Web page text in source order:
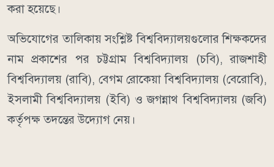
করা হয়েছে।
অভিযোগের তালিকায় সংশ্লিষ্ট বিশ্ববিদ্যালয়গুলোর শিক্ষকদের
নাম প্রকাশের পর চট্টগ্রাম বিশ্ববিদ্যালয় (চবি), রাজশাহী
বিশ্ববিদ্যালয় (রাবি), বেগম রোকেয়া বিশ্ববিদ্যালয় (বেরোবি),
ইসলামী বিশ্ববিদ্যালয় (ইবি) ও জগন্নাথ বিশ্ববিদ্যালয় (জবি)
কর্তৃপক্ষ তদন্তের উদ্যোগ নেয়।